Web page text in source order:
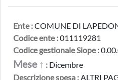
Ente :COMUNE DI
Codice ente :011119281
Codice gestionale Siope :
Mese ↑ : Dicembre
Descrizione spesa :ALTRI